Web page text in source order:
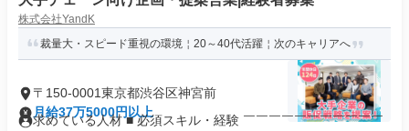
株式会社YandK
裁量大・スピード重視の環境￤20～40代活躍￤次のキャリアへ
〒150-0001東京都渋谷区神宮前
月給37万5000円以上
求めている人材 ■ 必須スキル・経験 ￣￣￣￣￣￣￣￣￣￣￣